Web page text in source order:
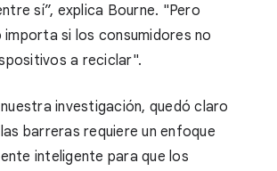
sí”, explica Bourne. "Pero
importa si los consumidores no
a reciclar".
investigación, quedó claro
barreras requiere un enfoque
inteligente para que los